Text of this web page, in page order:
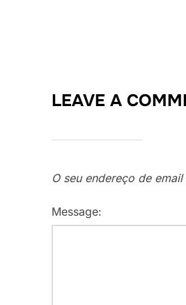
LEAVE A
O seu endereço de
Message: